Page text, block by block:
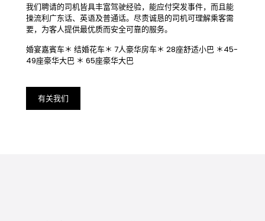
我们聘请的司机皆具丰富驾驶经验，能应付突发事件，而且能
操流利广东话、英语及普通话。尽责诚恳的司机可理解乘客需
要，为客人提供最优质而安全可靠的服务。
婚宴嘉賓车＊ 结婚花车＊ 7人豪华房车＊ 28座舒适小巴 ＊45-
49座豪华大巴 ＊ 65座豪华大巴
有关我们